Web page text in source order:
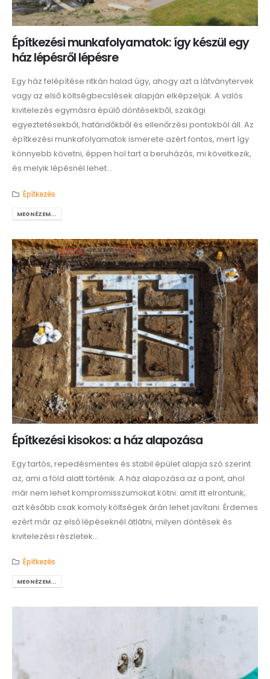
Építkezési munkafolyamatok: így készül egy
ház lépésről lépésre
Egy ház felépítése ritkán halad úgy, ahogy azt a látványtervek
vagy az első költségbecslések alapján elképzeljük. A valós
kivitelezés egymásra épülő döntésekből, szakági
egyeztetésekből, határidőkből és ellenőrzési pontokból áll. Az
építkezési munkafolyamatok ismerete azért fontos, mert így
könnyebb követni, éppen hol tart a beruházás, mi következik,
és melyik lépésnél lehet...
Építkezés
MEGNÉZEM...
Építkezési kisokos: a ház alapozása
Egy tartós, repedésmentes és stabil épület alapja szó szerint
az, ami a föld alatt történik. A ház alapozása az a pont, ahol
már nem lehet kompromisszumokat kötni: amit itt elrontunk,
azt később csak komoly költségek árán lehet javítani. Érdemes
ezért már az első lépéseknél átlátni, milyen döntések és
kivitelezési részletek...
Építkezés
MEGNÉZEM...